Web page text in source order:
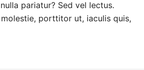
pariatur? Sed vel lectus.
porttitor ut, iaculis quis,